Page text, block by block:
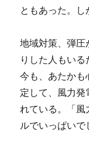
ともあった。し
地域対策、弾圧
りした人もい
今も、あたか
定して、風力
れている。「風
ルでいっぱいで